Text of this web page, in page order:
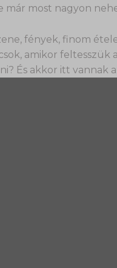
már most nagyon
fények, finom
amikor feltesszük
És akkor itt vannak